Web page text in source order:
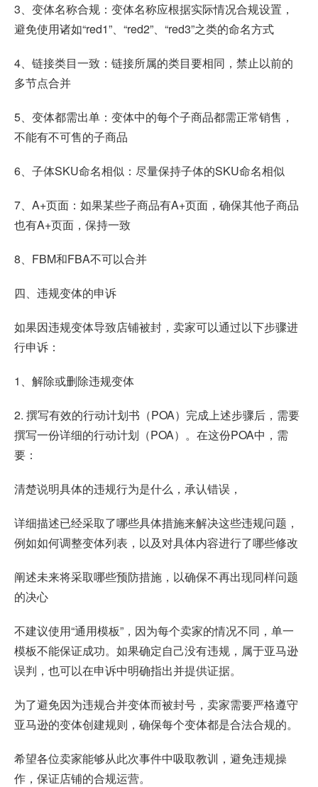
3、变体名称合规：变体名称应根据实际情况合规设置，
避免使用诸如“red1”、“red2”、“red3”之类的命名方式
4、链接类目一致：链接所属的类目要相同，禁止以前的
多节点合并
5、变体都需出单：变体中的每个子商品都需正常销售，
不能有不可售的子商品
6、子体SKU命名相似：尽量保持子体的SKU命名相似
7、A+页面：如果某些子商品有A+页面，确保其他子商品
也有A+页面，保持一致
8、FBM和FBA不可以合并
四、违规变体的申诉
如果因违规变体导致店铺被封，卖家可以通过以下步骤进
行申诉：
1、解除或删除违规变体
2. 撰写有效的行动计划书（POA）完成上述步骤后，需要
撰写一份详细的行动计划（POA）。在这份POA中，需
要：
清楚说明具体的违规行为是什么，承认错误，
详细描述已经采取了哪些具体措施来解决这些违规问题，
例如如何调整变体列表，以及对具体内容进行了哪些修改
阐述未来将采取哪些预防措施，以确保不再出现同样问题
的决心
不建议使用“通用模板”，因为每个卖家的情况不同，单一
模板不能保证成功。如果确定自己没有违规，属于亚马逊
误判，也可以在申诉中明确指出并提供证据。
为了避免因为违规合并变体而被封号，卖家需要严格遵守
亚马逊的变体创建规则，确保每个变体都是合法合规的。
希望各位卖家能够从此次事件中吸取教训，避免违规操
作，保证店铺的合规运营。